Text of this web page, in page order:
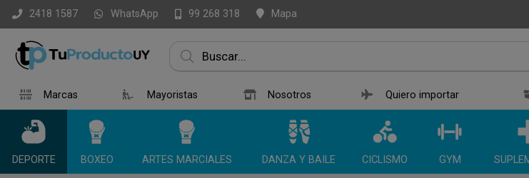
2418 1587 WhatsApp 99 268 318 Mapa
Marcas Mayoristas Nosotros Quiero importar
DEPORTE BOXEO ARTES MARCIALES DANZA Y BAILE CICLISMO GYM